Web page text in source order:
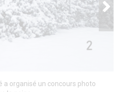
a organisé un concours photo